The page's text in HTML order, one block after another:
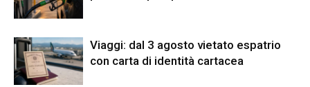
Viaggi: dal 3 agosto vietato espatrio
con carta di identità cartacea